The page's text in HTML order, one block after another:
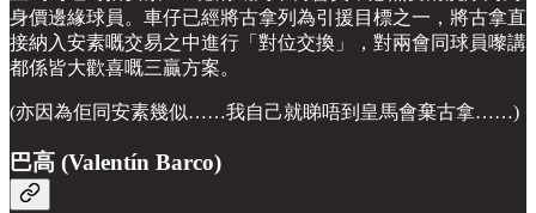
身價邊緣球員。車仔已經將古拿列為引援目標之一，將古拿直
接納入安素嘅交易之中進行「對位交換」，對兩會同球員嚟講
都係皆大歡喜嘅三贏方案。
(亦因為佢同安素幾似……我自己就睇唔到皇馬會棄古拿……)
巴高 (Valentín Barco)